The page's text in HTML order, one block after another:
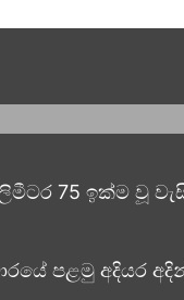
75 ඉක්ම වූ
පළමු අදියර